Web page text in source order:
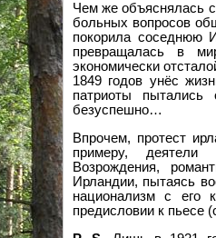
Чем же объяснялась
больных вопросов
покорила соседнюю
превращалась в
экономически
1849 годов унёс
патриоты пытались
безуспешно…
Впрочем, протест
примеру, деятели
Возрождения,
Ирландии, пытаясь
национализм с его
предисловии к пьесе